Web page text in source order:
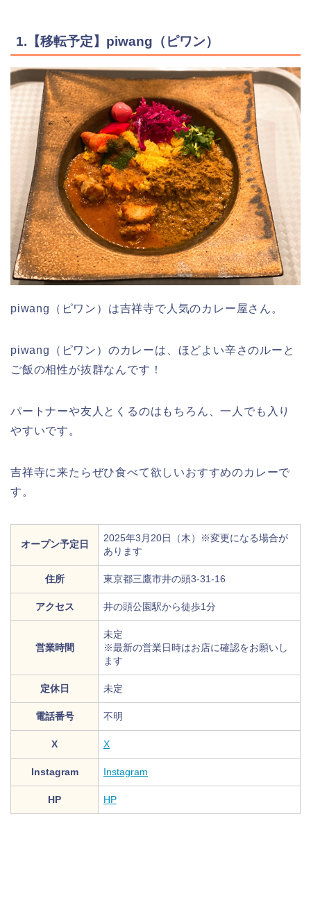
1.【移転予定】piwang（ピワン）
piwang（ピワン）は吉祥寺で人気のカレー屋さん。
piwang（ピワン）のカレーは、ほどよい辛さのルーと
ご飯の相性が抜群なんです！
パートナーや友人とくるのはもちろん、一人でも入り
やすいです。
吉祥寺に来たらぜひ食べて欲しいおすすめのカレーで
す。
オープン予定日
2025年3月20日（木）※変更になる場合が
あります
住所 東京都三鷹市井の頭3-31-16
アクセス 井の頭公園駅から徒歩1分
営業時間
未定
※最新の営業日時はお店に確認をお願いし
ます
定休日 未定
電話番号 不明
X X
Instagram Instagram
HP HP